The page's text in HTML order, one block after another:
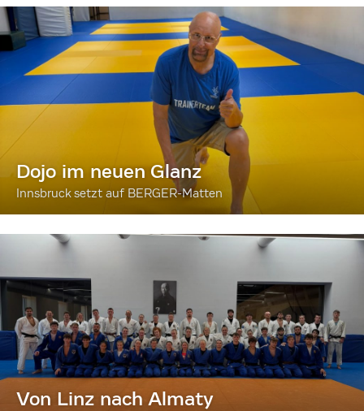
Dojo im neuen Glanz
Innsbruck setzt auf BERGER-Matten
Von Linz nach Almaty